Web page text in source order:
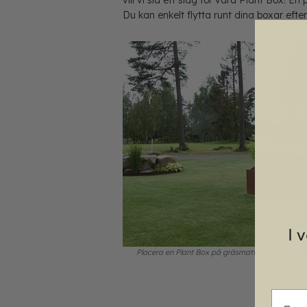
Du kan enkelt flytta runt dina boxar
Placera en Plant Box på gräsmattan istället för
I
E-mail